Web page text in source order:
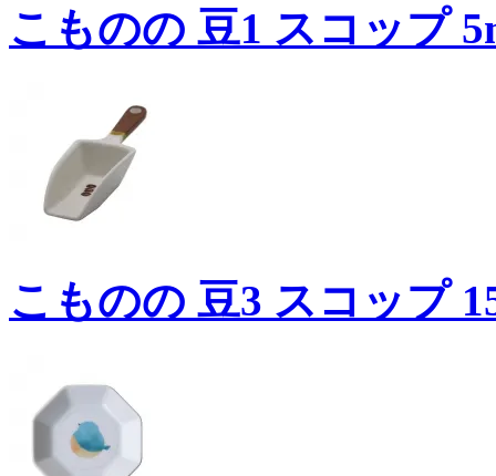
こものの 豆1 スコップ
こものの 豆3 スコップ